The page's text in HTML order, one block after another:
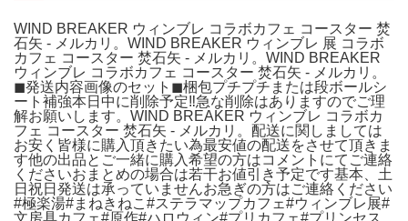
WIND BREAKER ウィンブレ コラボカフェ コースター 焚
石矢 - メルカリ。WIND BREAKER ウィンブレ 展 コラボ
カフェ コースター 焚石矢 - メルカリ。WIND BREAKER
ウィンブレ コラボカフェ コースター 焚石矢 - メルカリ。
◼︎発送内容画像のセット◼︎梱包プチプチまたは段ボールシ
ート補強本日中に削除予定‼️急な削除はありますのでご理
解お願いします。WIND BREAKER ウィンブレ コラボカ
フェ コースター 焚石矢 - メルカリ。配送に関しましては
お安く皆様に購入頂きたい為最安値の配送をさせて頂きま
す他の出品とご一緒に購入希望の方はコメントにてご連絡
くださいおまとめの場合は若干お値引き予定です基本、土
日祝日発送は承っていませんお急ぎの方はご連絡ください
#極楽湯#まねきねこ#ステラマップカフェ#ウィンブレ展#
文房具カフェ#原作#ハロウィン#プリカフェ#プリンセス